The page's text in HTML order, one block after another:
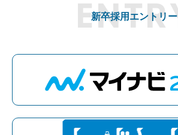
新卒採用エントリー